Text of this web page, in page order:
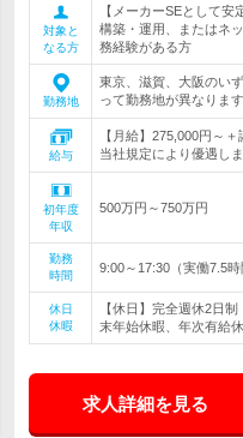
対象と
なる方
【メーカーSEとして
構築・運用、またはネ
務経験がある方
勤務地
東京、滋賀、大阪のい
って勤務地が異なりま
給与
【月給】275,000円～
当社規定により優遇し
初年度
年収
500万円～750万円
勤務
時間
9:00～17:30（実働7.5時
休日
休暇
【休日】完全週休2日
末年始休暇、年次有給
求人詳細を見る